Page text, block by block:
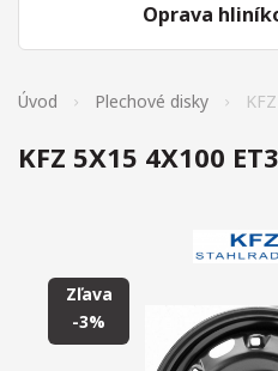
Oprava
Úvod Plechové disky
KFZ 5X15 4X100
Zľava
-3%